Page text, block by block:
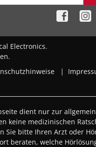
Electronics.
|
dient nur zur
keine medizinischen
Sie bitte Ihren Arzt oder
beraten, welche